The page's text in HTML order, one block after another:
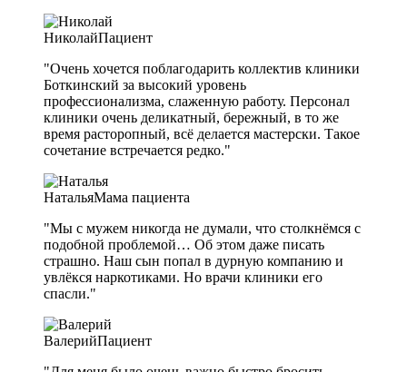
НиколайПациент
"Очень хочется поблагодарить коллектив клиники
Боткинский за высокий уровень
профессионализма, слаженную работу. Персонал
клиники очень деликатный, бережный, в то же
время расторопный, всё делается мастерски. Такое
сочетание встречается редко."
НатальяМама пациента
"Мы с мужем никогда не думали, что столкнёмся с
подобной проблемой… Об этом даже писать
страшно. Наш сын попал в дурную компанию и
увлёкся наркотиками. Но врачи клиники его
спасли."
ВалерийПациент